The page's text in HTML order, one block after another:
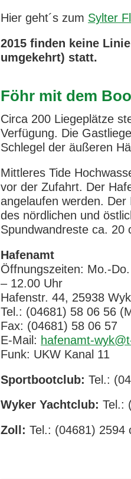
Hier geht´s zum Sylter
2015 finden keine
umgekehrt) statt.
Föhr mit dem
Circa 200 Liegeplätze
Verfügung. Die
Schlegel der äußeren
Mittleres Tide
vor der Zufahrt. Der
angelaufen werden.
des nördlichen und
Spundwandreste ca. 20
Hafenamt
Öffnungszeiten: Mo.-
– 12.00 Uhr
Hafenstr. 44, 25938
Tel.: (04681) 58 06 56
Fax: (04681) 58 06 57
E-Mail: hafenamt-
Funk: UKW Kanal 11
Sportbootclub: Tel.:
Wyker Yachtclub: Tel.:
Zoll: Tel.: (04681) 2594